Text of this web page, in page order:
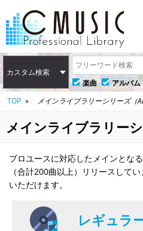
カスタム検索
楽曲
アルバム
TOP
メインライブラリーシリーズ（
メインライブラリーシ
プロユースに対応したメインとな
（合計200曲以上）リリースして
いただけます。
レギュラ